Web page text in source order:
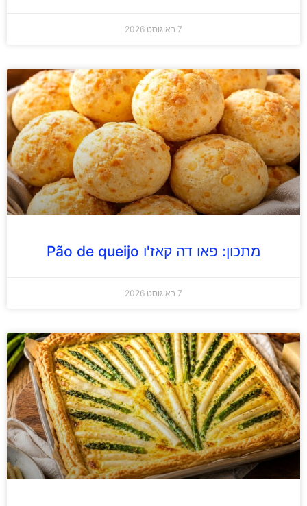
7 באוגוסט 2026
מתכון: פאו דה קאז'ו Pão de queijo
7 באוגוסט 2026